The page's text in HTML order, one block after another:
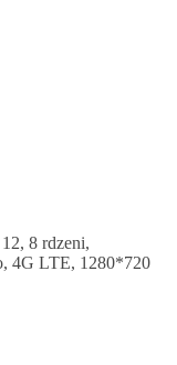
8 rdzeni,
4G LTE, 1280*720